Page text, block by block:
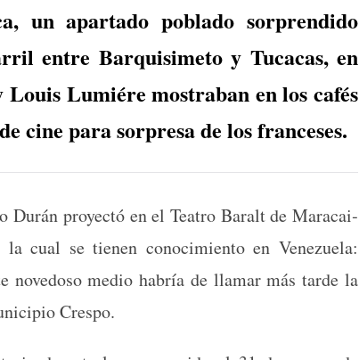
un apartado poblado sorprendido
entre Barquisimeto y Tucacas, en
Lumiére mostraban en los cafés
cine para sorpresa de los franceses.
Durán proyec­tó en el Teatro Bar­alt de Mara­cai­
cual se tienen conocimien­to en Venezuela:
nove­doso medio habría de lla­mar más tarde la
Crespo.